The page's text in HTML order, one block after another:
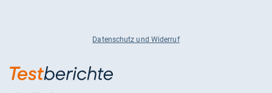
Datenschutz und Widerruf